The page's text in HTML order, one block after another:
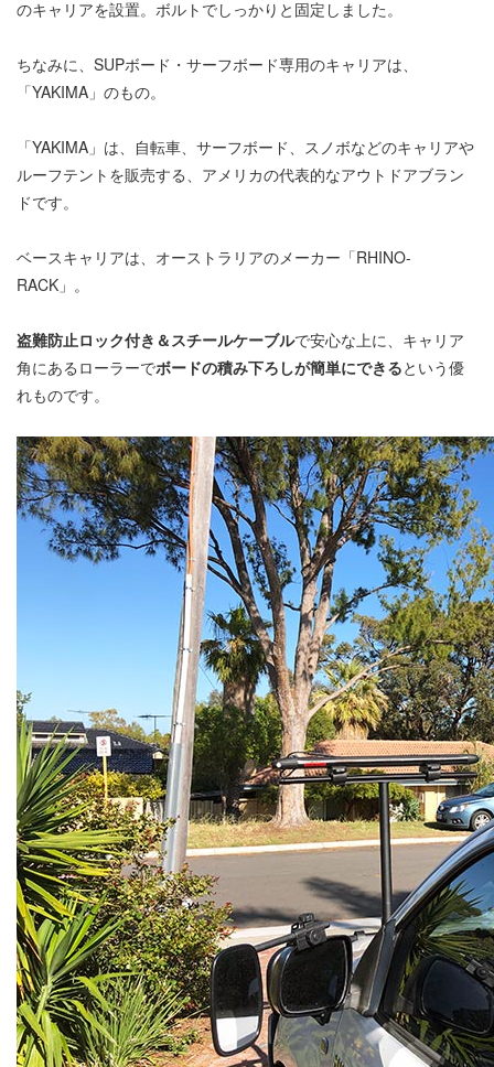
のキャリアを設置。ボルトでしっかりと固定しました。
ちなみに、SUPボード・サーフボード専用のキャリアは、
「YAKIMA」のもの。
「YAKIMA」は、自転車、サーフボード、スノボなどのキャリアや
ルーフテントを販売する、アメリカの代表的なアウトドアブラン
ドです。
ベースキャリアは、オーストラリアのメーカー「RHINO-
RACK」。
盗難防止ロック付き＆スチールケーブルで安心な上に、キャリア
角にあるローラーでボードの積み下ろしが簡単にできるという優
れものです。